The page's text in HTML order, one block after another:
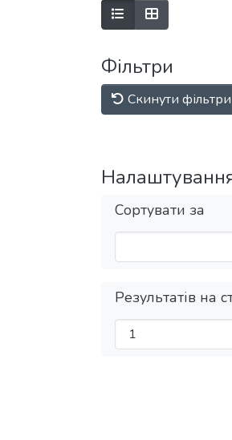
Фільтри
Скинути фільтри
Сортувати за
Результатів на